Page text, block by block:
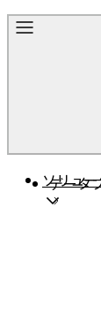
ソリュ
データ